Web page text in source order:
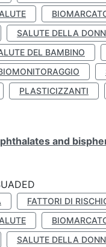
SALUTE DELLA
DEL BAMBINO
PLASTICIZZANTI
phthalates and
FATTORI DI
SALUTE DELLA